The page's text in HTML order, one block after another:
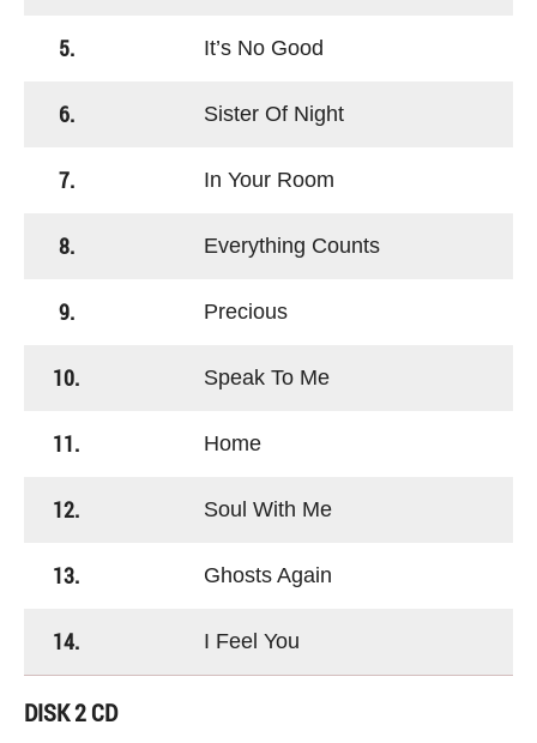
5. It’s No Good
6. Sister Of Night
7. In Your Room
8. Everything Counts
9. Precious
10. Speak To Me
11. Home
12. Soul With Me
13. Ghosts Again
14. I Feel You
DISK 2 CD